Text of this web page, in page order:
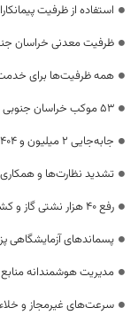
استفاده از ظرفیت
ظرفیت معدنی خراسان
همه ظرفیت‌ها برای
53 موکب خراسان جنوبی در خدمت زائران اربعین
جابه‌جایی 2 میلیون و 404 هزار تن کالا از خراسان جنوبی به سراسر کشور
تشدید نظارت‌ها و
رفع 40 هزار نشتی گاز و کشف 76 مورد سرقت گاز در چهار ماهه نخست سال
پسماندهای آزمایشگاهی
مدیریت هوشمندانه
سرعت‌های غیرمجاز و